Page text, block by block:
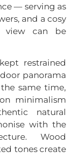
— serving as
and a cosy
view can be
restrained
panorama
same time,
minimalism
natural
with the
Wood
tones create